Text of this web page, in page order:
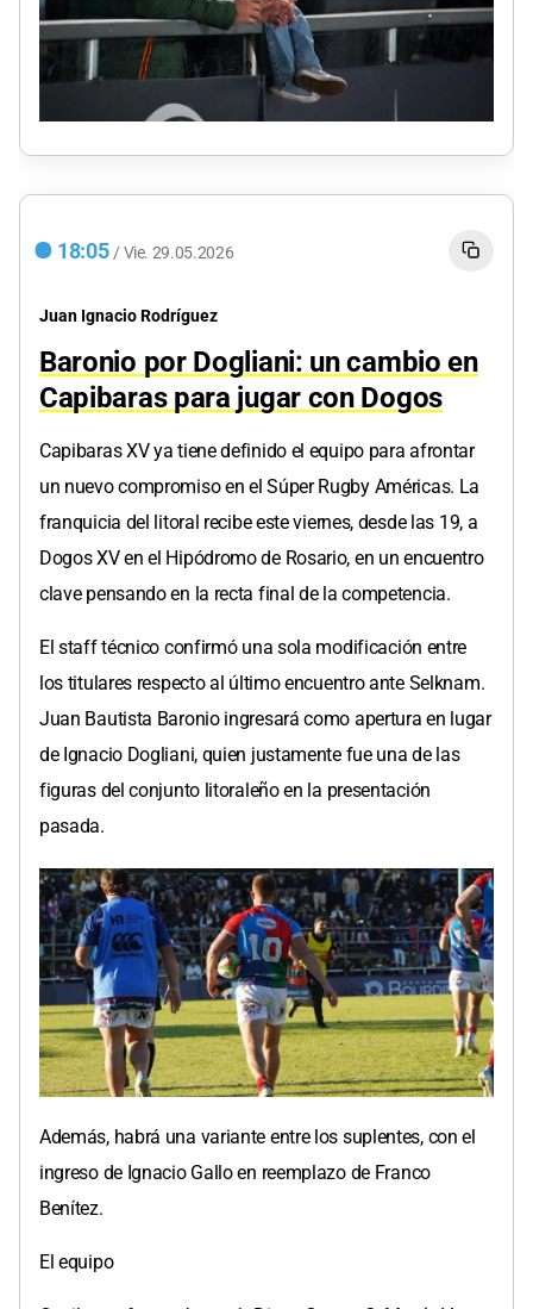
18:05 / Vie. 29.05.2026
Juan Ignacio Rodríguez
Baronio por Dogliani: un cambio en
Capibaras para jugar con Dogos
Capibaras XV ya tiene definido el equipo para afrontar
un nuevo compromiso en el Súper Rugby Américas. La
franquicia del litoral recibe este viernes, desde las 19, a
Dogos XV en el Hipódromo de Rosario, en un encuentro
clave pensando en la recta final de la competencia.
El staff técnico confirmó una sola modificación entre
los titulares respecto al último encuentro ante Selknam.
Juan Bautista Baronio ingresará como apertura en lugar
de Ignacio Dogliani, quien justamente fue una de las
figuras del conjunto litoraleño en la presentación
pasada.
Además, habrá una variante entre los suplentes, con el
ingreso de Ignacio Gallo en reemplazo de Franco
Benítez.
El equipo